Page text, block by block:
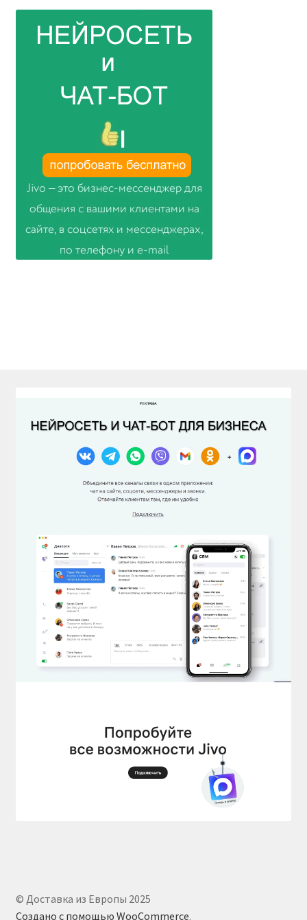
© Доставка из Европы 2025
Создано с помощью WooCommerce.